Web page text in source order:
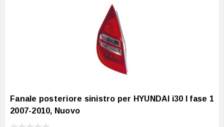
Fanale posteriore sinistro per HYUNDAI i30 I fase 1
2007-2010, Nuovo